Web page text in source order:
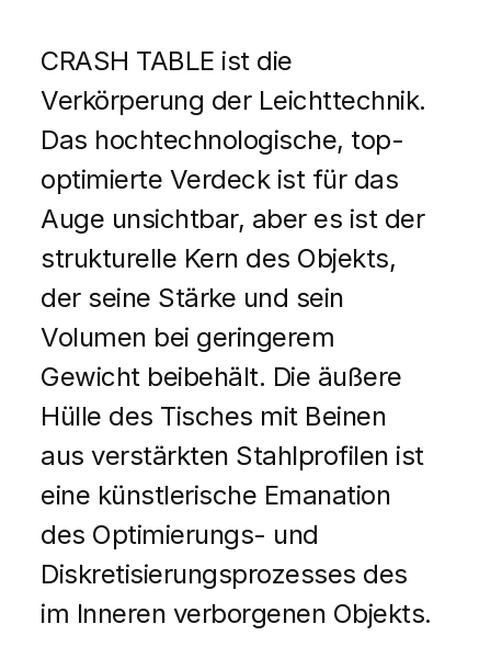
CRASH TABLE ist die
Verkörperung der Leichttechnik.
Das hochtechnologische, top-
optimierte Verdeck ist für das
Auge unsichtbar, aber es ist der
strukturelle Kern des Objekts,
der seine Stärke und sein
Volumen bei geringerem
Gewicht beibehält. Die äußere
Hülle des Tisches mit Beinen
aus verstärkten Stahlprofilen ist
eine künstlerische Emanation
des Optimierungs- und
Diskretisierungsprozesses des
im Inneren verborgenen Objekts.